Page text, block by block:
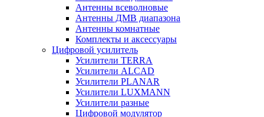
Антенны всеволновые
Антенны ДМВ диапазона
Антенны комнатные
Комплекты и аксессуары
Цифровой усилитель
Усилители TERRA
Усилители ALCAD
Усилители PLANAR
Усилители LUXMANN
Усилители разные
Цифровой модулятор